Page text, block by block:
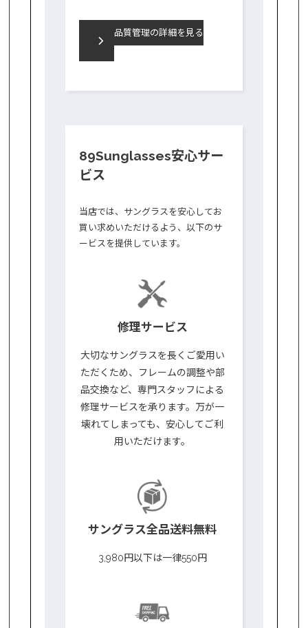
品質管理の詳細を見る
89Sunglasses安心サー
ビス
当店では、サングラスを安心してお
買い求めいただけるよう、以下のサ
ービスを提供しています。
修理サービス
大切なサングラスを長くご愛用い
ただくため、フレームの調整や部
品交換など、専門スタッフによる
修理サービスを承ります。万が一
壊れてしまっても、安心してご利
用いただけます。
サングラス全品送料無料
3,980円以下は一律550円